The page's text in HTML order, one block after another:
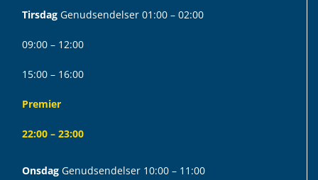
Tirsdag Genudsendelser 01:00 – 02:00
09:00 – 12:00
15:00 – 16:00
Premier
22:00 – 23:00
Onsdag Genudsendelser 10:00 – 11:00